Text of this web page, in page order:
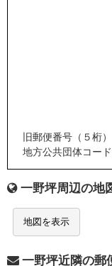
旧郵便番号（５桁
地方公共団体コー
一野坪周辺の地
地図を表示
一野坪近隣の郵